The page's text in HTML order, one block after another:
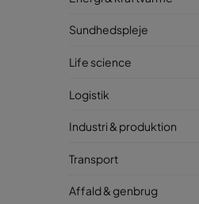
Sundhedspleje
Life science
Logistik
Industri & produktion
Transport
Affald & genbrug